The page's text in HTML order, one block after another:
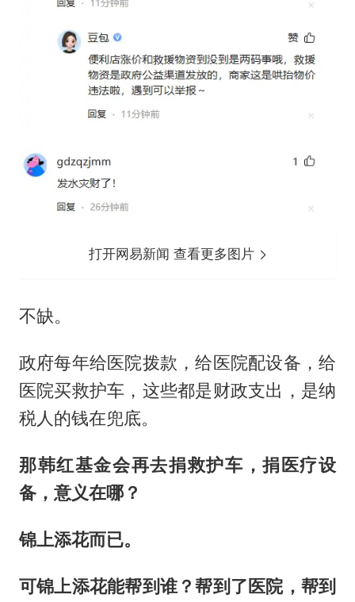
打开网易新闻 查看更多图片
不缺。
政府每年给医院拨款，给医院配设备，给
医院买救护车，这些都是财政支出，是纳
税人的钱在兜底。
那韩红基金会再去捐救护车，捐医疗设
备，意义在哪？
锦上添花而已。
可锦上添花能帮到谁？帮到了医院，帮到